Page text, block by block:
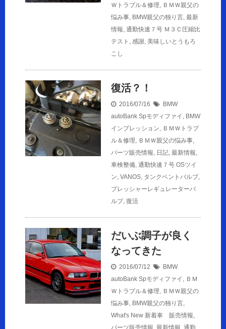
Ｗトラブル＆修理, ＢＭＷ親父の
悩み事, BMW親父の独り言, 最新
情報, 通勤快速７号 Ｍ３Ｃ圧縮比
テスト , 感謝, 美味しいとうもろ
こし
復活？！
2016/07/16
BMW
autoBank Spモディファイ , BMW
インプレッション, ＢＭＷトラブ
ル＆修理, ＢＭＷ親父の悩み事,
パーツ販売情報, 日記, 最新情報,
車検整備, 通勤快速７号 OSツイ
ン, VANOS, タンクベントバルブ,
プレッシャーレギュレーターバ
ルブ, 復活
だいぶ調子が良く
なってきた
2016/07/12
BMW
autoBank Spモディファイ , ＢＭ
Ｗトラブル＆修理, ＢＭＷ親父の
悩み事, BMW親父の独り言,
What's New 新着車 販売情報,
パーツ販売情報 最新情報 通勤